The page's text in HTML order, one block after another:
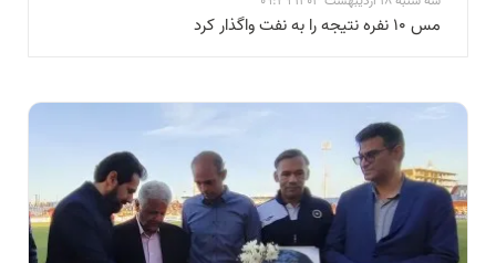
مس ۱۰ نفره نتیجه را به نفت واگذار کرد